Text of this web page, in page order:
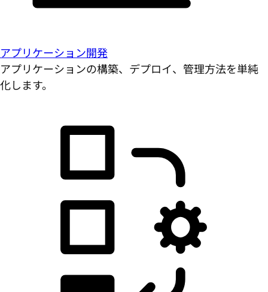
アプリケーション開発
アプリケーションの構築、デプロイ、管理方法を単純
化します。